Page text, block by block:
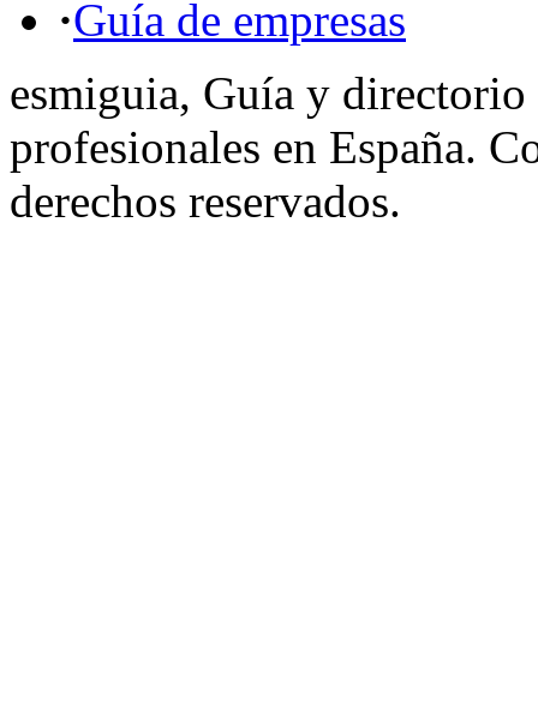
·Guía de empresas
esmiguia, Guía y directorio
profesionales en España.
derechos reservados.